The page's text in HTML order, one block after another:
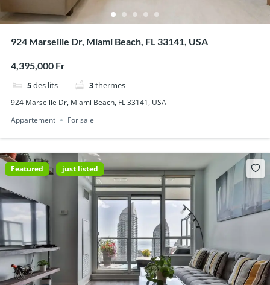
924 Marseille Dr, Miami Beach, FL 33141, USA
4,395,000 Fr
5des lits 3thermes
924 Marseille Dr, Miami Beach, FL 33141, USA
Appartement
For sale
Featured just listed